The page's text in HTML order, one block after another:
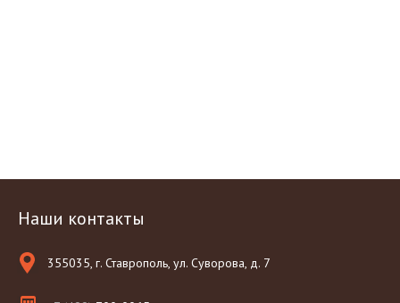
Наши контакты
355035, г. Ставрополь, ул. Суворова, д. 7